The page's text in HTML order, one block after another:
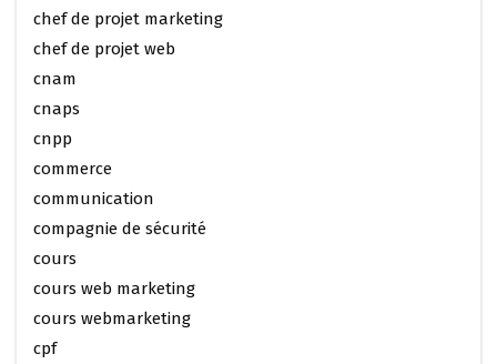
chef de projet marketing
chef de projet web
cnam
cnaps
cnpp
commerce
communication
compagnie de sécurité
cours
cours web marketing
cours webmarketing
cpf